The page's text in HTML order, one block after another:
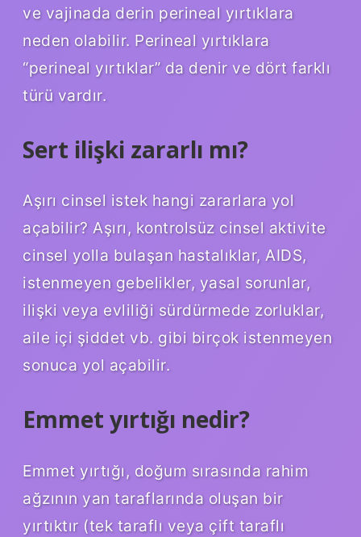
ve vajinada derin perineal yırtıklara
neden olabilir. Perineal yırtıklara
“perineal yırtıklar” da denir ve dört farklı
türü vardır.
Sert ilişki zararlı mı?
Aşırı cinsel istek hangi zararlara yol
açabilir? Aşırı, kontrolsüz cinsel aktivite
cinsel yolla bulaşan hastalıklar, AIDS,
istenmeyen gebelikler, yasal sorunlar,
ilişki veya evliliği sürdürmede zorluklar,
aile içi şiddet vb. gibi birçok istenmeyen
sonuca yol açabilir.
Emmet yırtığı nedir?
Emmet yırtığı, doğum sırasında rahim
ağzının yan taraflarında oluşan bir
yırtıktır (tek taraflı veya çift taraflı